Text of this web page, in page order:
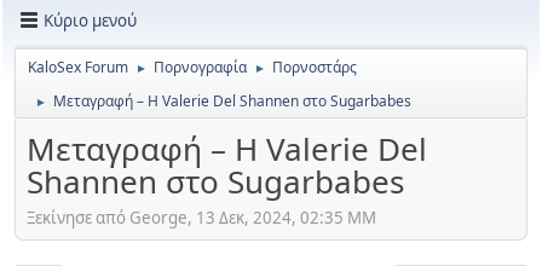
Κύριο μενού
KaloSex Forum ► Πορνογραφία ► Πορνοστάρς
► Μεταγραφή – Η Valerie Del Shannen στο Sugarbabes
Μεταγραφή – Η Valerie Del
Shannen στο Sugarbabes
Ξεκίνησε από George, 13 Δεκ, 2024, 02:35 ΜΜ